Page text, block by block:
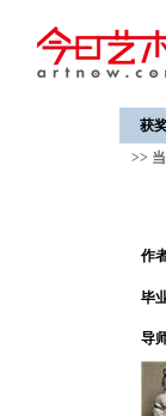
获
>>
作
毕
导